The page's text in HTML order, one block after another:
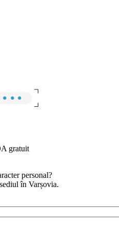
gratuit
personal?
în Varșovia.